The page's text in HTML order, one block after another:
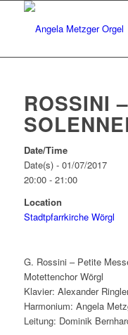
ROSSINI
Date/Time
Date(s) - 01/07/2017
20:00 - 21:00
Location
Stadtpfarrkirche Wörgl
G. Rossini – Petite
Motettenchor Wörgl
Klavier: Alexander
Harmonium: Angela
Leitung: Dominik